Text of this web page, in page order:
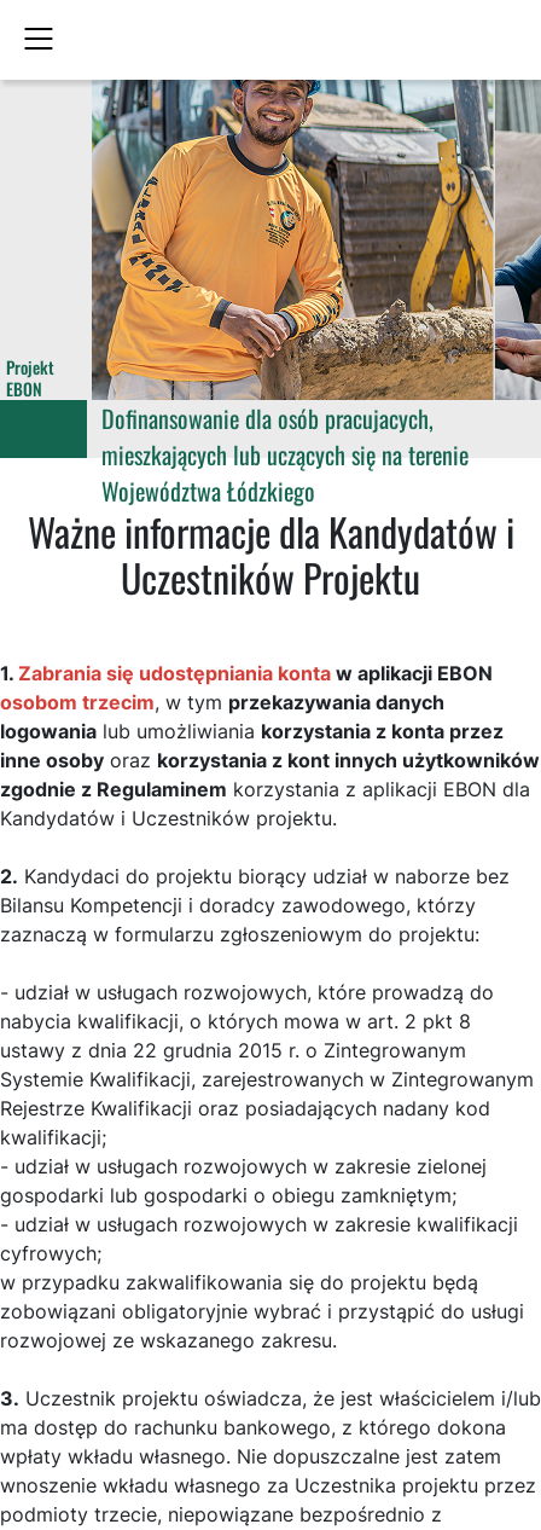
Projekt
EBON
Dofinansowanie dla osób pracujacych,
mieszkających lub uczących się na terenie
Województwa Łódzkiego
Ważne informacje dla Kandydatów i
Uczestników Projektu
1. Zabrania się udostępniania konta w aplikacji EBON
osobom trzecim, w tym przekazywania danych
logowania lub umożliwiania korzystania z konta przez
inne osoby oraz korzystania z kont innych użytkowników
zgodnie z Regulaminem korzystania z aplikacji EBON dla
Kandydatów i Uczestników projektu.
2. Kandydaci do projektu biorący udział w naborze bez
Bilansu Kompetencji i doradcy zawodowego, którzy
zaznaczą w formularzu zgłoszeniowym do projektu:
- udział w usługach rozwojowych, które prowadzą do
nabycia kwalifikacji, o których mowa w art. 2 pkt 8
ustawy z dnia 22 grudnia 2015 r. o Zintegrowanym
Systemie Kwalifikacji, zarejestrowanych w Zintegrowanym
Rejestrze Kwalifikacji oraz posiadających nadany kod
kwalifikacji;
- udział w usługach rozwojowych w zakresie zielonej
gospodarki lub gospodarki o obiegu zamkniętym;
- udział w usługach rozwojowych w zakresie kwalifikacji
cyfrowych;
w przypadku zakwalifikowania się do projektu będą
zobowiązani obligatoryjnie wybrać i przystąpić do usługi
rozwojowej ze wskazanego zakresu.
3. Uczestnik projektu oświadcza, że jest właścicielem i/lub
ma dostęp do rachunku bankowego, z którego dokona
wpłaty wkładu własnego. Nie dopuszczalne jest zatem
wnoszenie wkładu własnego za Uczestnika projektu przez
podmioty trzecie, niepowiązane bezpośrednio z